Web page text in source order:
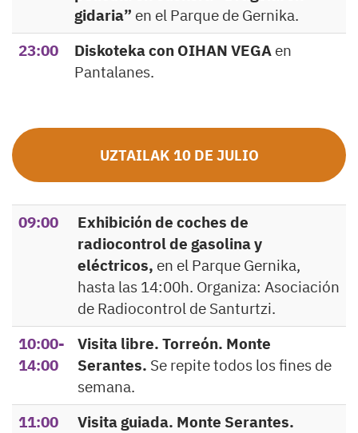
gidaria” en el Parque de Gernika.
23:00
Diskoteka con OIHAN VEGA en
Pantalanes.
UZTAILAK 10 DE JULIO
09:00
Exhibición de coches de
radiocontrol de gasolina y
eléctricos, en el Parque Gernika,
hasta las 14:00h. Organiza: Asociación
de Radiocontrol de Santurtzi.
10:00-
14:00
Visita libre. Torreón. Monte
Serantes. Se repite todos los fines de
semana.
11:00
Visita guiada. Monte Serantes.